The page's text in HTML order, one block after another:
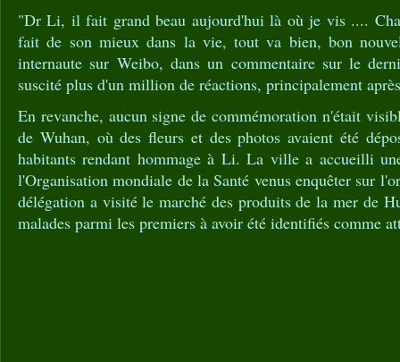
"Dr Li, il fait grand beau aujourd'hui là où je vis ....
fait de son mieux dans la vie, tout va bien, bon
internaute sur Weibo, dans un commentaire sur le
suscité plus d'un million de réactions, principalement
En revanche, aucun signe de commémoration n'était
de Wuhan, où des fleurs et des photos avaient été
habitants rendant hommage à Li. La ville a accueilli
l'Organisation mondiale de la Santé venus enquêter sur
délégation a visité le marché des produits de la mer de
malades parmi les premiers à avoir été identifiés comme